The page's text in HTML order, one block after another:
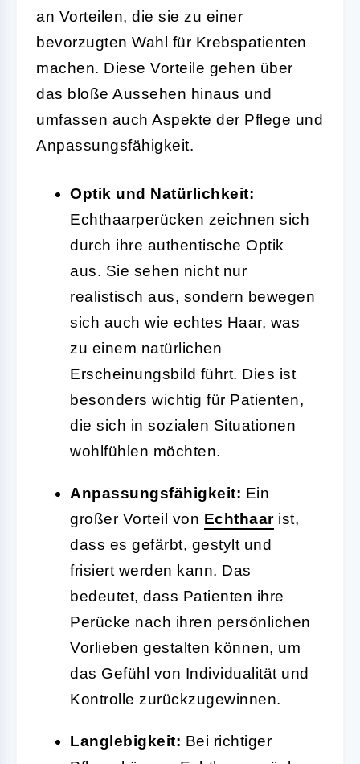
an Vorteilen, die sie zu einer
bevorzugten Wahl für Krebspatienten
machen. Diese Vorteile gehen über
das bloße Aussehen hinaus und
umfassen auch Aspekte der Pflege und
Anpassungsfähigkeit.
Optik und Natürlichkeit:
Echthaarperücken zeichnen sich
durch ihre authentische Optik
aus. Sie sehen nicht nur
realistisch aus, sondern bewegen
sich auch wie echtes Haar, was
zu einem natürlichen
Erscheinungsbild führt. Dies ist
besonders wichtig für Patienten,
die sich in sozialen Situationen
wohlfühlen möchten.
Anpassungsfähigkeit: Ein
großer Vorteil von Echthaarist,
dass es gefärbt, gestylt und
frisiert werden kann. Das
bedeutet, dass Patienten ihre
Perücke nach ihren persönlichen
Vorlieben gestalten können, um
das Gefühl von Individualität und
Kontrolle zurückzugewinnen.
Langlebigkeit: Bei richtiger